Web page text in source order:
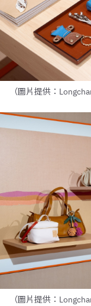
（圖片提供：
（圖片提供：